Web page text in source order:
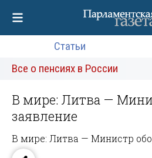
Статьи
Все о пенсиях в России
В мире: Литва —
заявление
В мире: Литва — Министр